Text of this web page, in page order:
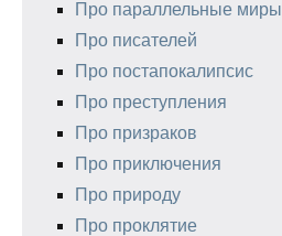
Про параллельные миры
Про писателей
Про постапокалипсис
Про преступления
Про призраков
Про приключения
Про природу
Про проклятие